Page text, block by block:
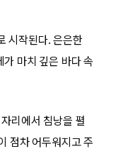
시작된다. 은은한
마치 깊은 바다 속
리에서 침낭을 펼
점차 어두워지고 주